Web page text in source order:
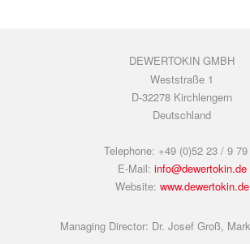
DEWERTOKIN GMBH
Weststraße 1
D-32278 Kirchlengern
Deutschland
Telephone: +49 (0)52 23 / 9
E-Mail: info@dewertokin.de
Website: www.dewertokin.de
Managing Director: Dr. Josef Groß,